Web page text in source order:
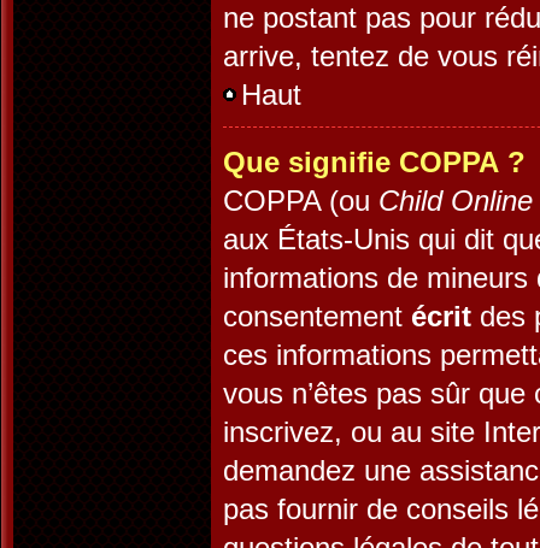
ne postant pas pour
arrive, tentez de vous
Haut
Que signifie COPPA ?
COPPA (ou Child
aux États-Unis qui dit
informations de
consentement écrit des
ces informations
vous n’êtes pas sûr
inscrivez, ou au site
demandez une
pas fournir de conseils